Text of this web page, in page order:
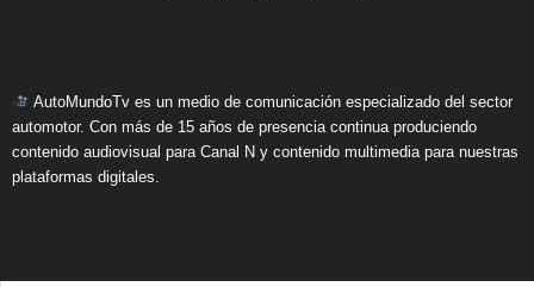
AutoMundoTv es un medio de comunicación especializado del sector
automotor. Con más de 15 años de presencia continua produciendo
contenido audiovisual para Canal N y contenido multimedia para nuestras
plataformas digitales.